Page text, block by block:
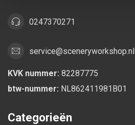
0247370271
service@sceneryworkshop.nl
KVK nummer: 82287775
btw-nummer: NL862411981B01
Categorieën